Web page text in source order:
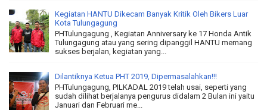
Kegiatan HANTU Dikecam Banyak Kritik Oleh Bikers Luar
Kota Tulungagung
PHTulungagung , Kegiatan Anniversary ke 17 Honda Antik
Tulungagung atau yang sering dipanggil HANTU memang
sukses berjalan, kegiatan yang...
Dilantiknya Ketua PHT 2019, Dipermasalahkan!!!
PHTulungagung, PILKADAL 2019 telah usai, seperti yang
sudah dilihat berjalanya pengurus didalam 2 Bulan ini yaitu
Januari dan Februari me...